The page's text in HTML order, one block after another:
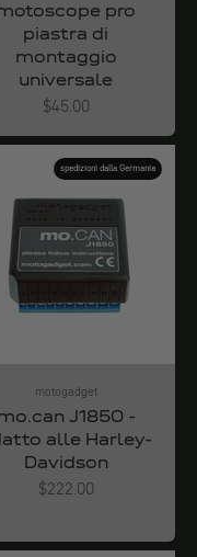
pro
piastra di
montaggio
universale
Angebot
$45.00
spedizioni dalla Germania
motogadget
J1850 -
alle Harley-
Davidson
Angebot
$222.00